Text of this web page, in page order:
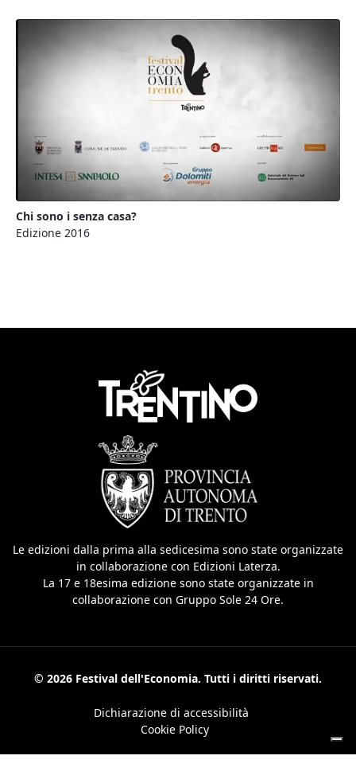
Chi sono i senza casa?
Edizione 2016
Le edizioni dalla prima alla sedicesima sono state organizzate
in collaborazione con Edizioni Laterza.
La 17 e 18esima edizione sono state organizzate in
collaborazione con Gruppo Sole 24 Ore.
© 2026 Festival dell'Economia. Tutti i diritti riservati.
Dichiarazione di accessibilità
Cookie Policy